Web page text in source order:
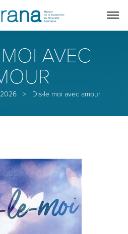
AVEC
> Dis-le moi avec amour